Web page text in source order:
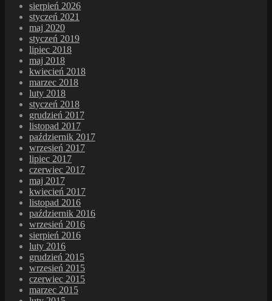
sierpień 2026
styczeń 2021
maj 2020
styczeń 2019
lipiec 2018
maj 2018
kwiecień 2018
marzec 2018
luty 2018
styczeń 2018
grudzień 2017
listopad 2017
październik 2017
wrzesień 2017
lipiec 2017
czerwiec 2017
maj 2017
kwiecień 2017
listopad 2016
październik 2016
wrzesień 2016
sierpień 2016
luty 2016
grudzień 2015
wrzesień 2015
czerwiec 2015
marzec 2015